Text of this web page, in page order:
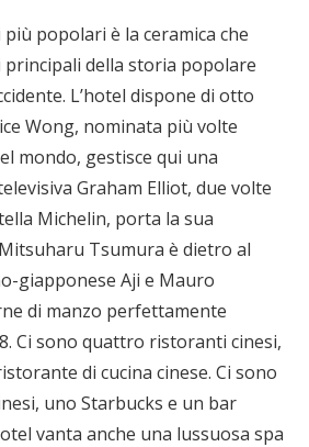
popolari è la ceramica che
della storia popolare
L’hotel dispone di otto
Wong, nominata più volte
mondo, gestisce qui una
Graham Elliot, due volte
Michelin, porta la sua
Tsumura è dietro al
giapponese Aji e Mauro
di manzo perfettamente
Ci sono quattro ristoranti cinesi,
di cucina cinese. Ci sono
uno Starbucks e un bar
vanta anche una lussuosa spa